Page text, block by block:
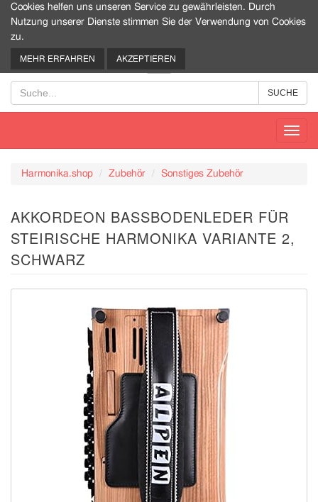
0
Harmonika.shop Zubehör Sonstiges Zubehör
AKKORDEON BASSBODENLEDER FÜR
STEIRISCHE HARMONIKA VARIANTE 2,
SCHWARZ
Cookies helfen uns unseren Service zu gewährleisten. Durch
Nutzung unserer Dienste stimmen Sie der Verwendung von Cookies
zu.
MEHR ERFAHREN AKZEPTIEREN